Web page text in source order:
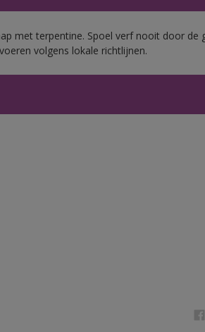
met terpentine. Spoel verf nooit door
volgens lokale richtlijnen.